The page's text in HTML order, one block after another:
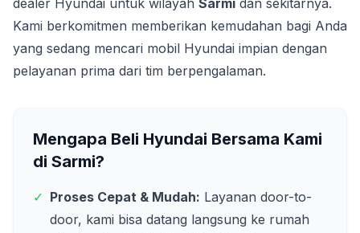
dealer Hyundai untuk wilayah Sarmi dan sekitarnya.
Kami berkomitmen memberikan kemudahan bagi Anda
yang sedang mencari mobil Hyundai impian dengan
pelayanan prima dari tim berpengalaman.
Mengapa Beli Hyundai Bersama Kami
di Sarmi?
✓ Proses Cepat & Mudah: Layanan door-to-
door, kami bisa datang langsung ke rumah